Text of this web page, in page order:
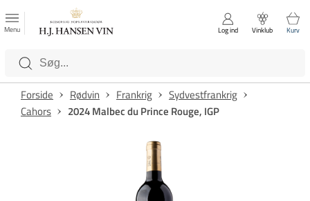
Luk
Kategorier
Menu Log ind Vinklub Kurv
Forside Rødvin Frankrig
Sydvestfrankrig
Cahors
2024 Malbec du Prince Rouge, IGP